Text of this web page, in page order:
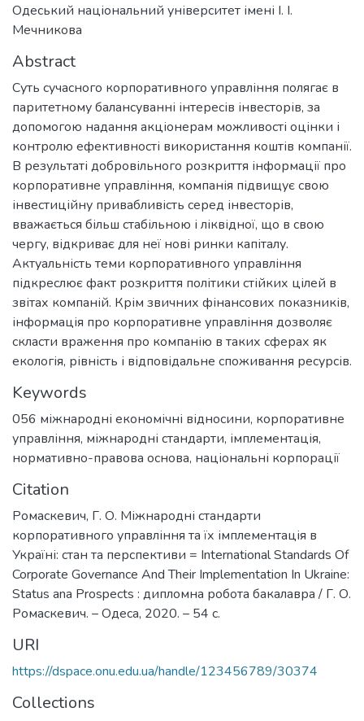
Одеський національний університет імені І. І.
Мечникова
Abstract
Суть сучасного корпоративного управління полягає в
паритетному балансуванні інтересів інвесторів, за
допомогою надання акціонерам можливості оцінки і
контролю ефективності використання коштів компанії.
В результаті добровільного розкриття інформації про
корпоративне управління, компанія підвищує свою
інвестиційну привабливість серед інвесторів,
вважається більш стабільною і ліквідної, що в свою
чергу, відкриває для неї нові ринки капіталу.
Актуальність теми корпоративного управління
підкреслює факт розкриття політики стійких цілей в
звітах компаній. Крім звичних фінансових показників,
інформація про корпоративне управління дозволяє
скласти враження про компанію в таких сферах як
екологія, рівність і відповідальне споживання ресурсів.
Keywords
056 міжнародні економічні відносини, корпоративне
управління, міжнародні стандарти, імплементація,
нормативно-правова основа, національні корпорації
Citation
Ромаскевич, Г. О. Міжнародні стандарти
корпоративного управління та їх імплементація в
Україні: стан та перспективи = International Standards Of
Corporate Governance And Their Implementation In Ukraine:
Status ana Prospects : дипломна робота бакалавра / Г. О.
Ромаскевич. – Одеса, 2020. – 54 с.
URI
https://dspace.onu.edu.ua/handle/123456789/30374
Collections